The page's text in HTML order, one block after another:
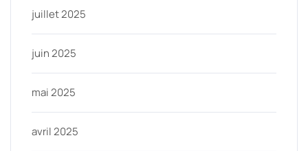
juillet 2025
juin 2025
mai 2025
avril 2025